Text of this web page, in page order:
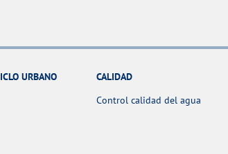
URBANO
CALIDAD
Control calidad del agua